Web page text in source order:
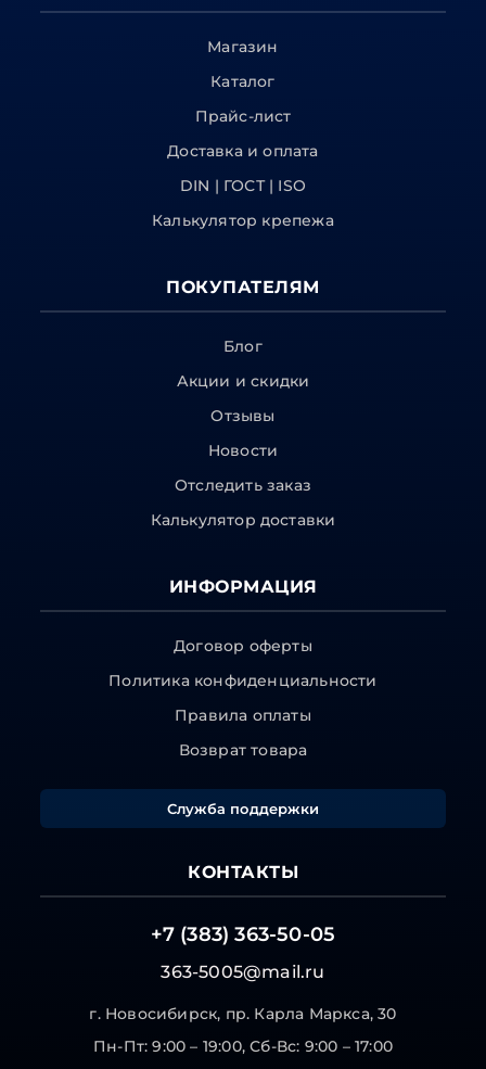
Магазин
Каталог
Прайс-лист
Доставка и оплата
DIN | ГОСТ | ISO
Калькулятор крепежа
ПОКУПАТЕЛЯМ
Блог
Акции и скидки
Отзывы
Новости
Отследить заказ
Калькулятор доставки
ИНФОРМАЦИЯ
Договор оферты
Политика конфиденциальности
Правила оплаты
Возврат товара
Служба поддержки
КОНТАКТЫ
+7 (383) 363-50-05
363-5005@mail.ru
г. Новосибирск, пр. Карла Маркса, 30
Пн-Пт: 9:00 – 19:00, Сб-Вс: 9:00 – 17:00